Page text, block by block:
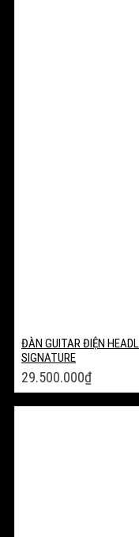
ĐÀN GUITAR ĐIỆN
SIGNATURE
29.500.000₫